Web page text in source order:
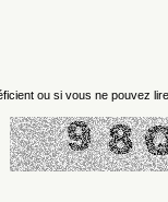
ou si vous ne pouvez